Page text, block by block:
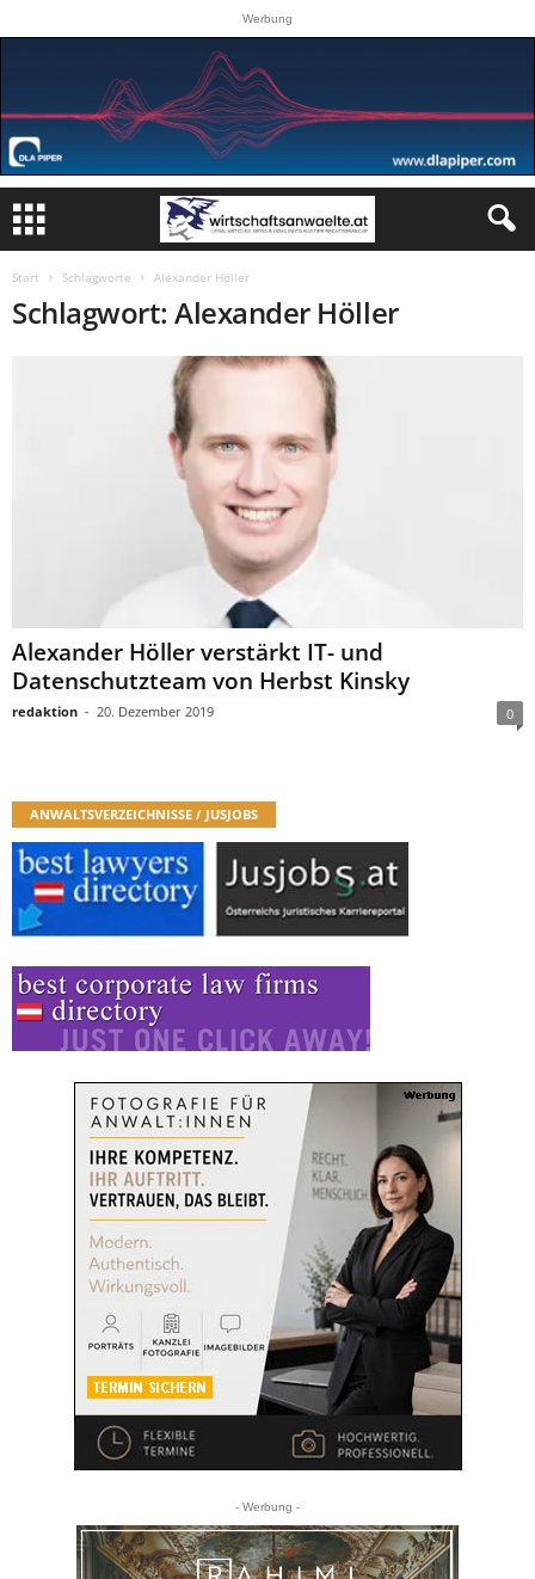
Werbung
Start Schlagworte Alexander Höller
Schlagwort: Alexander Höller
Alexander Höller verstärkt IT- und
Datenschutzteam von Herbst Kinsky
redaktion - 20. Dezember 2019 0
ANWALTSVERZEICHNISSE / JUSJOBS
- Werbung -